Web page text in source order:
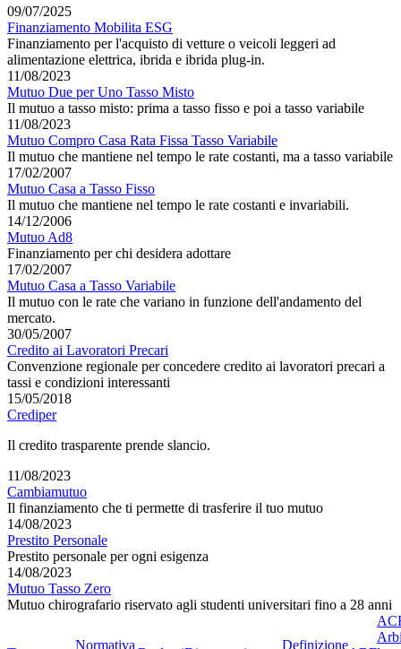
09/07/2025
Finanziamento Mobilita ESG
Finanziamento per l'acquisto di vetture o veicoli leggeri ad
alimentazione elettrica, ibrida e ibrida plug-in.
11/08/2023
Mutuo Due per Uno Tasso Misto
Il mutuo a tasso misto: prima a tasso fisso e poi a tasso variabile
11/08/2023
Mutuo Compro Casa Rata Fissa Tasso Variabile
Il mutuo che mantiene nel tempo le rate costanti, ma a tasso variabile
17/02/2007
Mutuo Casa a Tasso Fisso
Il mutuo che mantiene nel tempo le rate costanti e invariabili.
14/12/2006
Mutuo Ad8
Finanziamento per chi desidera adottare
17/02/2007
Mutuo Casa a Tasso Variabile
Il mutuo con le rate che variano in funzione dell'andamento del
mercato.
30/05/2007
Credito ai Lavoratori Precari
Convenzione regionale per concedere credito ai lavoratori precari a
tassi e condizioni interessanti
15/05/2018
Crediper
Il credito trasparente prende slancio.
11/08/2023
Cambiamutuo
Il finanziamento che ti permette di trasferire il tuo mutuo
14/08/2023
Prestito Personale
Prestito personale per ogni esigenza
14/08/2023
Mutuo Tasso Zero
Mutuo chirografario riservato agli studenti universitari fino a 28 anni
Normativa Definizione